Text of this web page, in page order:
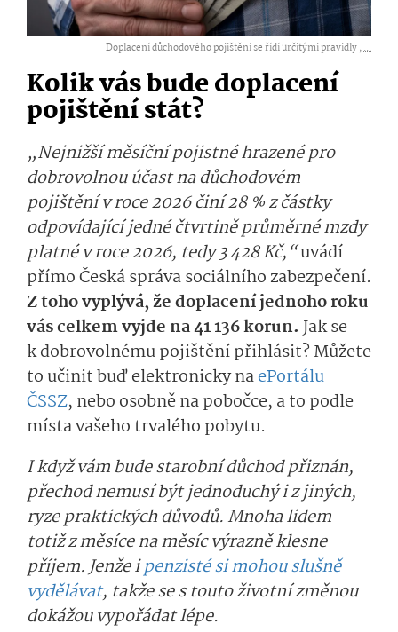
Doplacení důchodového pojištění se řídí určitými pravidly ,...
Kolik vás bude doplacení
pojištění stát?
„Nejnižší měsíční pojistné hrazené pro
dobrovolnou účast na důchodovém
pojištění v roce 2026 činí 28 % z částky
odpovídající jedné čtvrtině průměrné mzdy
platné v roce 2026, tedy 3 428 Kč,“uvádí
přímo Česká správa sociálního zabezpečení.
Z toho vyplývá, že doplacení jednoho roku
vás celkem vyjde na 41 136 korun.Jak se
k dobrovolnému pojištění přihlásit? Můžete
to učinit buď elektronicky naePortálu
ČSSZ, nebo osobně na pobočce, a to podle
místa vašeho trvalého pobytu.
I když vám bude starobní důchod přiznán,
přechod nemusí být jednoduchý i z jiných,
ryze praktických důvodů. Mnoha lidem
totiž z měsíce na měsíc výrazně klesne
příjem. Jenže ipenzisté si mohou slušně
vydělávat, takže se s touto životní změnou
dokážou vypořádat lépe.